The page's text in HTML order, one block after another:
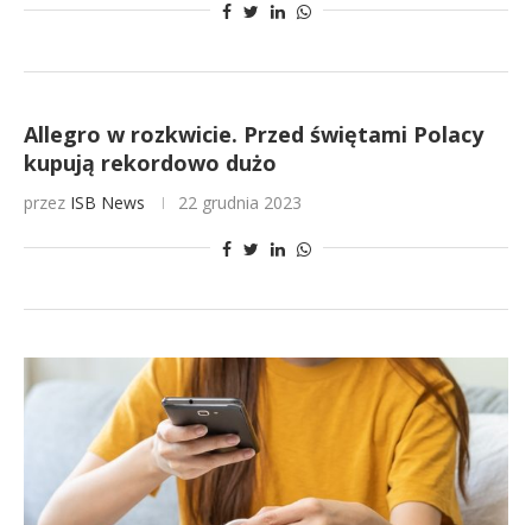
Allegro w rozkwicie. Przed świętami Polacy
kupują rekordowo dużo
przez ISB News 22 grudnia 2023